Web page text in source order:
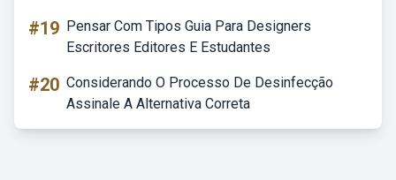
#19 Pensar Com Tipos Guia Para Designers
Escritores Editores E Estudantes
#20 Considerando O Processo De Desinfecção
Assinale A Alternativa Correta